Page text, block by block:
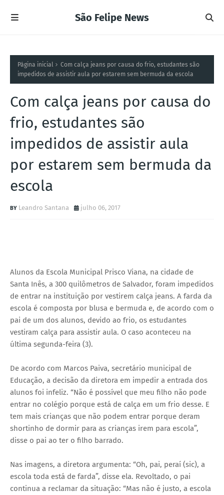
São Felipe News
Página inicial
Com calça jeans por causa do frio, estudantes são
impedidos de assistir aula por estarem sem bermuda da escola
Com calça jeans por causa do
frio, estudantes são
impedidos de assistir aula
por estarem sem bermuda da
escola
Leandro Santana julho 06, 2017
Alunos da Escola Municipal Prisco Viana, na cidade de
Santa Inês, a 300 quilômetros de Salvador, foram impedidos
de entrar na instituição por vestirem calça jeans. A farda da
escola é composta por blusa e bermuda e, de acordo com o
pai de um dos alunos, devido ao frio, os estudantes
vestiram calça para assistir aula. O caso aconteceu na
última segunda-feira (3).
De acordo com Marcos Paiva, secretário municipal de
Educação, a decisão da diretora em impedir a entrada dos
alunos foi infeliz. “Não é possível que meu filho não pode
entrar no colégio porque está de calça em um frio desse. E
tem mais crianças que não podem entrar porque deram
shortinho de dormir para as crianças irem para escola”,
disse o pai ao ter o filho barrado.
Nas imagens, a diretora argumenta: “Oh, pai, peraí (sic), a
escola toda está de farda”, disse ela. Revoltado, o pai
continua a reclamar da situação: “Mas não é justo, a escola